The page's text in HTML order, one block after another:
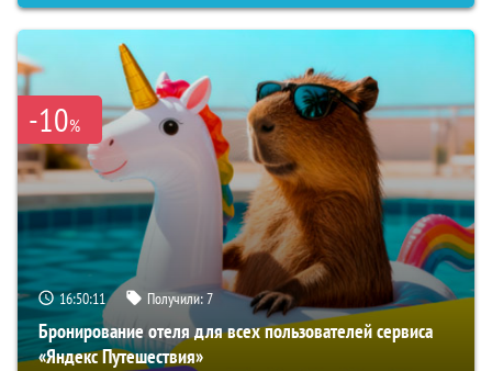
-10%
16:50:10 Получили:7
Бронирование отеля для всех пользователей сервиса
«Яндекс Путешествия»